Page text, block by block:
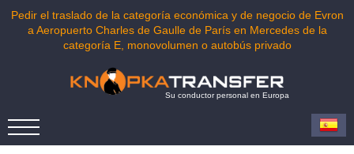
Pedir el traslado de la categoría económica y de negocio de Evron
a Aeropuerto Charles de Gaulle de París en Mercedes de la
categoría E, monovolumen o autobús privado
Su conductor personal en Europa